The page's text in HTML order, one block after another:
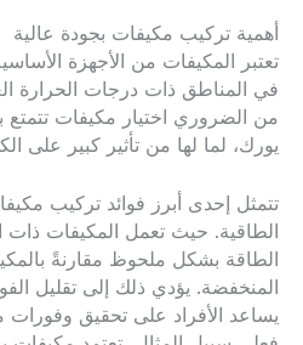
أهمية تركيب مكيفات بجودة عالية
تعتبر المكيفات من الأجهزة
في المناطق ذات درجات الحرارة
من الضروري اختيار مكيفات تتمتع
يورك، لما لها من تأثير كبير على
تتمثل إحدى أبرز فوائد تركيب
الطاقية. حيث تعمل المكيفات ذات
الطاقة بشكل ملحوظ مقارنةً
المنخفضة. يؤدي ذلك إلى تقليل
يساعد الأفراد على تحقيق وفورات